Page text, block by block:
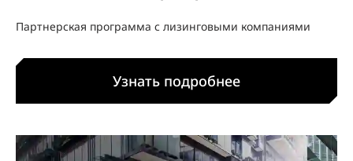
Партнерская программа с лизинговыми компаниями
Узнать подробнее